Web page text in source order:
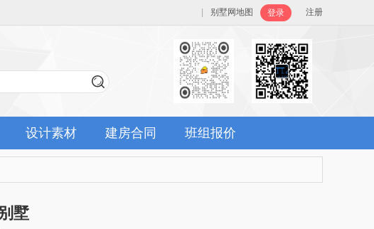
登录 注册
别墅网地图
设计素材 建房合同 班组报价
墅